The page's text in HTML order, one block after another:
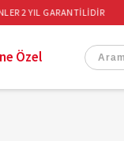
2 YIL GARANTİLİDİR
Özel